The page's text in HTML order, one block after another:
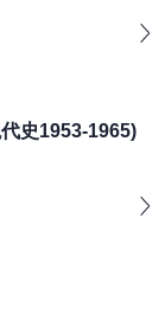
史1953-1965)